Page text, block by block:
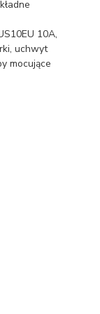
10A,
uchwyt
mocujące